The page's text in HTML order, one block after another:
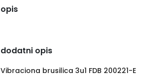
opis
dodatni opis
Vibraciona brusilica 3u1 FDB 200221-E